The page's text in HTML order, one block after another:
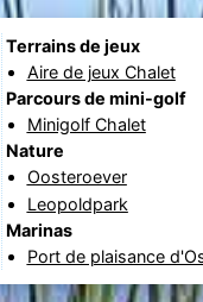
Terrains de jeux
Aire de jeux Chalet
Parcours de mini-golf
Minigolf Chalet
Nature
Oosteroever
Leopoldpark
Marinas
Port de plaisance